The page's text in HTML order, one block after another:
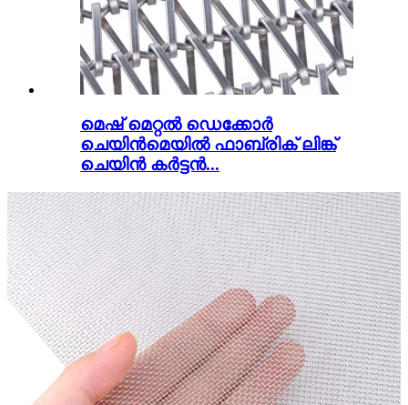
മെഷ് മെറ്റൽ ഡെക്കോർ
ചെയിൻമെയിൽ ഫാബ്രിക് ലിങ്ക്
ചെയിൻ കർട്ടൻ...